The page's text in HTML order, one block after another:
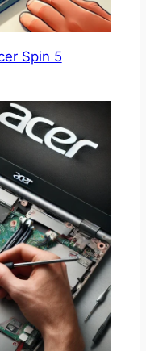
Spin 5